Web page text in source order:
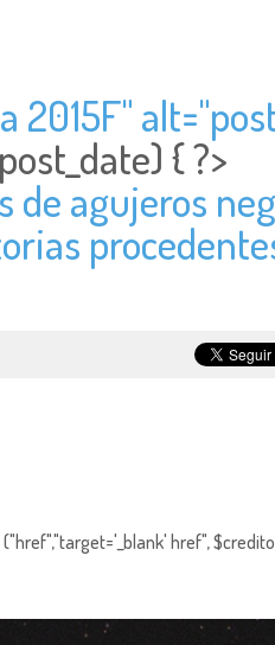
2015F" alt="
{ ?>
de agujeros
href",